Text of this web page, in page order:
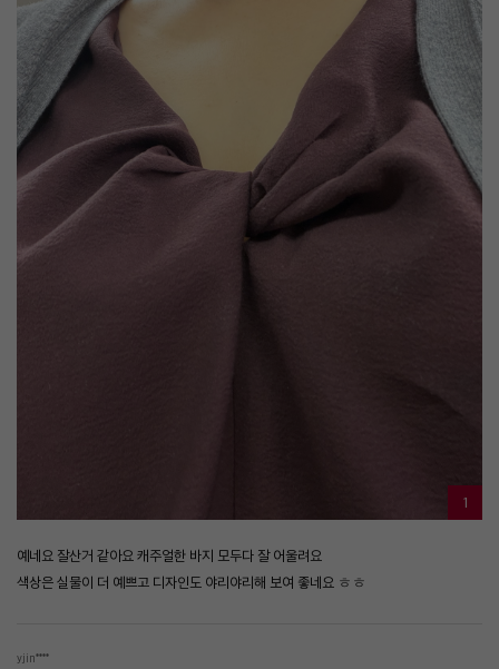
1
예네요 잘산거 같아요 캐주얼한 바지 모두다 잘 어울려요
색상은 실물이 더 예쁘고 디자인도 야리야리해 보여 좋네요 ㅎㅎ
yjin****